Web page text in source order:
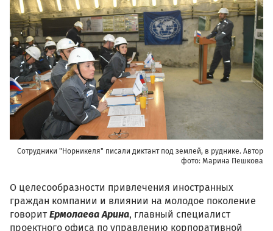
Сотрудники "Норникеля" писали диктант под землей, в руднике. Автор
фото: Марина Пешкова
О целесообразности привлечения иностранных
граждан компании и влиянии на молодое поколение
говоритЕрмолаева Арина, главный специалист
проектного офиса по управлению корпоративной